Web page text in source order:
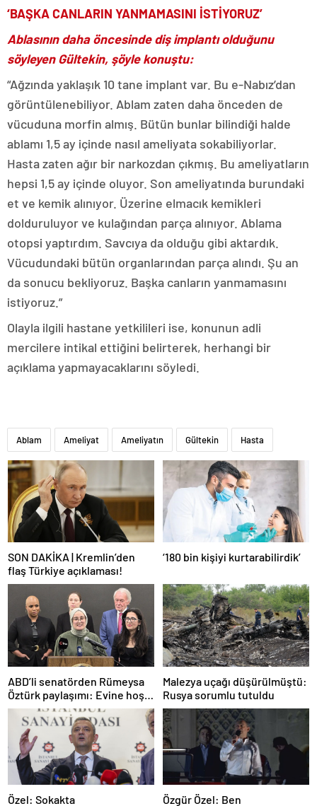
‘BAŞKA CANLARIN YANMAMASINI İSTİYORUZ’
Ablasının daha öncesinde diş implantı olduğunu
söyleyen Gültekin, şöyle konuştu:
“Ağzında yaklaşık 10 tane implant var. Bu e-Nabız’dan
görüntülenebiliyor. Ablam zaten daha önceden de
vücuduna morfin almış. Bütün bunlar bilindiği halde
ablamı 1,5 ay içinde nasıl ameliyata sokabiliyorlar.
Hasta zaten ağır bir narkozdan çıkmış. Bu ameliyatların
hepsi 1,5 ay içinde oluyor. Son ameliyatında burundaki
et ve kemik alınıyor. Üzerine elmacık kemikleri
dolduruluyor ve kulağından parça alınıyor. Ablama
otopsi yaptırdım. Savcıya da olduğu gibi aktardık.
Vücudundaki bütün organlarından parça alındı. Şu an
da sonucu bekliyoruz. Başka canların yanmamasını
istiyoruz.”
Olayla ilgili hastane yetkilileri ise, konunun adli
mercilere intikal ettiğini belirterek, herhangi bir
açıklama yapmayacaklarını söyledi.
Ablam Ameliyat Ameliyatın Gültekin Hasta
SON DAKİKA | Kremlin’den
flaş Türkiye açıklaması!
‘180 bin kişiyi kurtarabilirdik’
ABD’li senatörden Rümeysa
Öztürk paylaşımı: Evine hoş
geldin!
Malezya uçağı düşürülmüştü:
Rusya sorumlu tutuldu
Özel: Sokakta Özgür Özel: Ben